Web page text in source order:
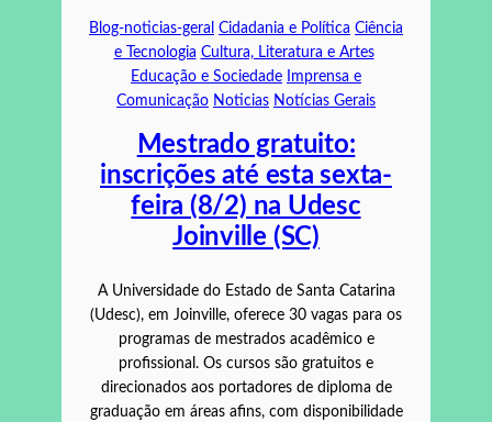
Blog-noticias-geral Cidadania e Política Ciência
e Tecnologia Cultura, Literatura e Artes
Educação e Sociedade
Imprensa e
Comunicação Noticias Notícias Gerais
Mestrado gratuito:
inscrições até esta sexta-
feira (8/2) na Udesc
Joinville (SC)
A Universidade do Estado de Santa Catarina
(Udesc), em Joinville, oferece 30 vagas para os
programas de mestrados acadêmico e
profissional. Os cursos são gratuitos e
direcionados aos portadores de diploma de
graduação em áreas afins, com disponibilidade